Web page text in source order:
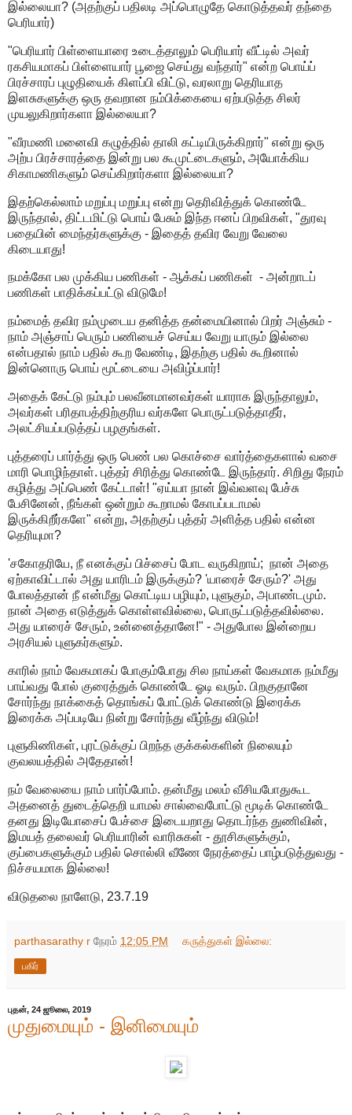
இல்லையா? (அதற்குப் பதிலடி அப்பொழுதே கொடுத்தவர் தந்தை
பெரியார்)
"பெரியார் பிள்ளையாரை உடைத்தாலும் பெரியார் வீட்டில் அவர்
ரகசியமாகப் பிள்ளையார் பூஜை செய்து வந்தார்" என்ற பொய்ப்
பிரச்சாரப் புழுதியைக் கிளப்பி விட்டு, வரலாறு தெரியாத
இளசுகளுக்கு ஒரு தவறான நம்பிக்கையை ஏற்படுத்த சிலர்
முயலுகிறார்களா இல்லையா?
"வீரமணி மனைவி கழுத்தில் தாலி கட்டியிருக்கிறார்" என்று ஒரு
அற்ப பிரச்சாரத்தை இன்று பல கூமுட்டைகளும், அயோக்கிய
சிகாமணிகளும் செய்கிறார்களா இல்லையா?
இதற்கெல்லாம் மறுப்பு மறுப்பு என்று தெரிவித்துக் கொண்டே
இருந்தால், திட்டமிட்டு பொய் பேசும் இந்த ஈனப் பிறவிகள், "துரவு
பதையின் மைந்தர்களுக்கு - இதைத் தவிர வேறு வேலை
கிடையாது!
நமக்கோ பல முக்கிய பணிகள் - ஆக்கப் பணிகள் - அன்றாடப்
பணிகள் பாதிக்கப்பட்டு விடுமே!
நம்மைத் தவிர நம்முடைய தனித்த தன்மையினால் பிறர் அஞ்சும் -
நாம் அஞ்சாப் பெரும் பணியைச் செய்ய வேறு யாரும் இல்லை
என்பதால் நாம் பதில் கூற வேண்டி, இதற்கு பதில் கூறினால்
இன்னொரு பொய் மூட்டையை அவிழ்ப்பார்!
அதைக் கேட்டு நம்பும் பலவீனமானவர்கள் யாராக இருந்தாலும்,
அவர்கள் பரிதாபத்திற்குரிய வர்களே பொருட்படுத்தாதீர்,
அலட்சியப்படுத்தப் பழகுங்கள்.
புத்தரைப் பார்த்து ஒரு பெண் பல கொச்சை வார்த்தைகளால் வசை
மாரி பொழிந்தாள். புத்தர் சிரித்து கொண்டே இருந்தார். சிறிது நேரம்
கழித்து அப்பெண் கேட்டாள்! "ஏய்யா நான் இவ்வளவு பேச்சு
பேசினேன், நீங்கள் ஒன்றும் கூறாமல் கோபப்படாமல்
இருக்கிறீர்களே" என்று, அதற்குப் புத்தர் அளித்த பதில் என்ன
தெரியுமா?
'சகோதரியே, நீ எனக்குப் பிச்சைப் போட வருகிறாய்; நான் அதை
ஏற்காவிட்டால் அது யாரிடம் இருக்கும்? 'யாரைச் சேரும்?' அது
போலத்தான் நீ என்மீது கொட்டிய பழியும், புளுகும், அபாண்டமும்.
நான் அதை எடுத்துக் கொள்ளவில்லை, பொருட்படுத்தவில்லை.
அது யாரைச் சேரும், உன்னைத்தானே!" - அதுபோல இன்றைய
அரசியல் புளுகர்களும்.
காரில் நாம் வேகமாகப் போகும்போது சில நாய்கள் வேகமாக நம்மீது
பாய்வது போல் குரைத்துக் கொண்டே ஓடி வரும். பிறகுதானே
சோர்ந்து நாக்கைத் தொங்கப் போட்டுக் கொண்டு இரைக்க
இரைக்க அப்படியே நின்று சோர்ந்து வீழ்ந்து விடும்!
புளுகிணிகள், புரட்டுக்குப் பிறந்த குக்கல்களின் நிலையும்
குவலயத்தில் அதேதான்!
நம் வேலையை நாம் பார்ப்போம். தன்மீது மலம் வீசியபோதுகூட
அதனைத் துடைத்தெறி யாமல் சால்வைபோட்டு மூடிக் கொண்டே
தனது இடியோசைப் பேச்சை இடையறாது தொடர்ந்த துணிவின்,
இமயத் தலைவர் பெரியாரின் வாரிசுகள் - தூசிகளுக்கும்,
குப்பைகளுக்கும் பதில் சொல்லி வீணே நேரத்தைப் பாழ்படுத்துவது -
நிச்சயமாக இல்லை!
விடுதலை நாளேடு, 23.7.19
parthasarathy r நேரம் 12:05 PM கருத்துகள் இல்லை:
பகிர்
புதன், 24 ஜூலை, 2019
முதுமையும் - இனிமையும்